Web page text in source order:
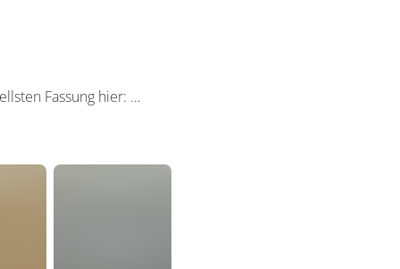
Fassung hier: …